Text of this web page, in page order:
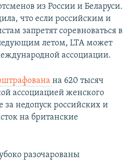
из России и Беларуси.
что если российским и
запретят соревноваться в
летом, LTA может
ассоциации.
на 620 тысяч
ассоциацией женского
недопуск российских и
на британские
разочарованы